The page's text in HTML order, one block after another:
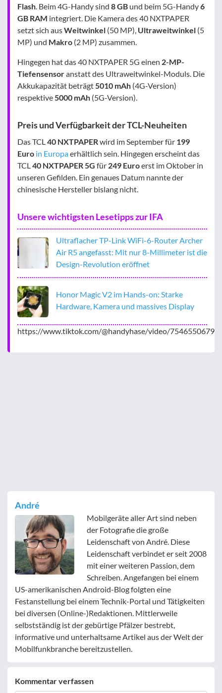
Flash. Beim 4G-Handy sind 8 GB und beim 5G-Handy6
GB RAM integriert. Die Kamera des 40 NXTPAPER
setzt sich ausWeitwinkel (50 MP), Ultraweitwinkel (5
MP) und Makro (2 MP) zusammen.
Hingegen hat das 40 NXTPAPER 5G einen 2-MP-
Tiefensensoranstatt des Ultraweitwinkel-Moduls. Die
Akkukapazität beträgt5010 mAh (4G-Version)
respektive5000 mAh (5G-Version).
Preis und Verfügbarkeit der TCL-Neuheiten
Das TCL40 NXTPAPERwird im September für 199
Euro in Europaerhältlich sein. Hingegen erscheint das
TCL40 NXTPAPER 5G für 249 Euroerst im Oktober in
unseren Gefilden. Ein genaues Datum nannte der
chinesische Hersteller bislang nicht.
Unsere wichtigsten Lesetipps zur IFA
Ultraflacher TP-Link WiFi-6-Router Archer
Air R5 angefasst: Mit nur 8-Millimeter ist die
Design-Revolution eröffnet
Honor Magic V2 im Hands-on: Starke
Hardware, Kamera und massives Display
https://www.tiktok.com/@handyhase/video/
André
Mobilgeräte aller Art sind neben
der Fotografie die große
Leidenschaft von André. Diese
Leidenschaft verbindet er seit 2008
mit einer weiteren Passion, dem
Schreiben. Angefangen bei einem
US-amerikanischen Android-Blog folgten eine
Festanstellung bei einem Technik-Portal und Tätigkeiten
bei diversen (Online-)Redaktionen. Mittlerweile
selbstständig ist der gebürtige Pfälzer bestrebt,
informative und unterhaltsame Artikel aus der Welt der
Mobilfunkbranche bereitzustellen.
Kommentar verfassen